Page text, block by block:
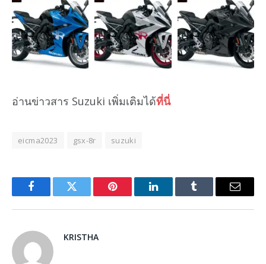
อ่านข่าวสาร Suzuki เพิ่มเติมได้ที่นี่
eicma2023 gsx-8r suzuki
FacebookTwitter Pinterest LinkedInTumblr Email
KRISTHA